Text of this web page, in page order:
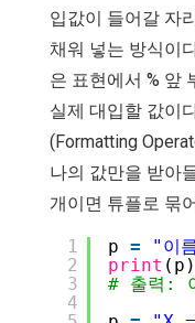
입값이 들어갈 자
채워 넣는 방식이
은 표현에서 % 앞
실제 대입할 값이
(Formatting
나의 값만을 받아
개이면 튜플로 묶
1
2
3
4
p = "이
print (p)
# 출력: